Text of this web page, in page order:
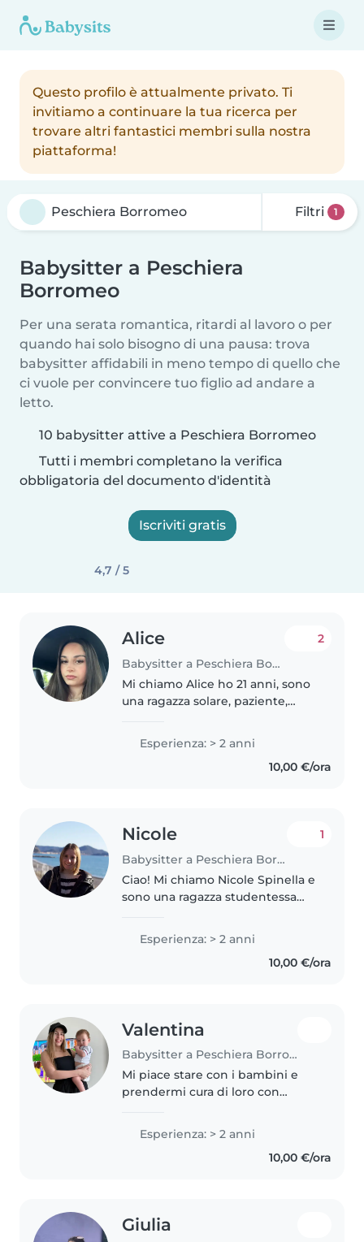
Questo profilo è attualmente privato. Ti
invitiamo a continuare la tua ricerca per
trovare altri fantastici membri sulla nostra
piattaforma!
Filtri 1
Babysitter a Peschiera
Borromeo
Per una serata romantica, ritardi al lavoro o per
quando hai solo bisogno di una pausa: trova
babysitter affidabili in meno tempo di quello che
ci vuole per convincere tuo figlio ad andare a
letto.
10 babysitter attive a Peschiera Borromeo
Tutti i membri completano la verifica
obbligatoria del documento d'identità
Iscriviti gratis
4,7 / 5
Alice
Babysitter a Peschiera Borromeo
2
Mi chiamo Alice ho 21 anni, sono
una ragazza solare, paziente,
stare con i bambini fin da
quando sono piccola. Grazie alla
mia scuola superiore ho avuto..
Esperienza: > 2 anni
10,00 €/ora
Nicole
Babysitter a Peschiera Borromeo
1
Ciao! Mi chiamo Nicole Spinella e
sono una ragazza studentessa
bambini e ho una formazione
Esperienza: > 2 anni
10,00 €/ora
Valentina
Babysitter a Peschiera Borromeo
Mi piace stare con i bambini e
prendermi cura di loro con
due fratelli più piccoli, nati negli
ultimi due anni, e grazie a loro ho
Esperienza: > 2 anni
10,00 €/ora
Giulia